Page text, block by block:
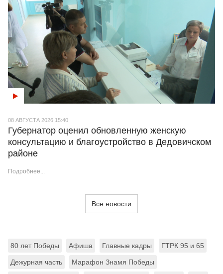
08 АВГУСТА 2026 15:40
Губернатор оценил обновленную женскую
консультацию и благоустройство в Дедовичском
районе
Подробнее...
Все новости
80 лет Победы Афиша Главные кадры ГТРК 95 и 65
Дежурная часть Марафон Знамя Победы